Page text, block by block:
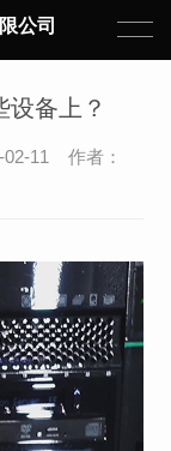
公司
备上？
02-11 作者：